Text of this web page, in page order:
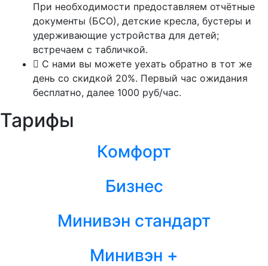
При необходимости предоставляем отчётные
документы (БСО), детские кресла, бустеры и
удерживающие устройства для детей;
встречаем с табличкой.
С нами вы можете уехать обратно в тот же
день со скидкой 20%. Первый час ожидания
бесплатно, далее 1000 руб/час.
Тарифы
Комфорт
Бизнес
Минивэн стандарт
Минивэн +